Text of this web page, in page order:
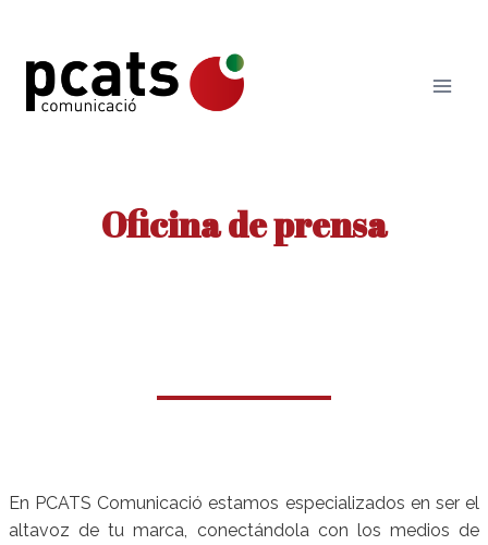
contenido
Oficina de prensa
En PCATS Comunicació estamos especializados en ser el
altavoz de tu marca, conectándola con los medios de